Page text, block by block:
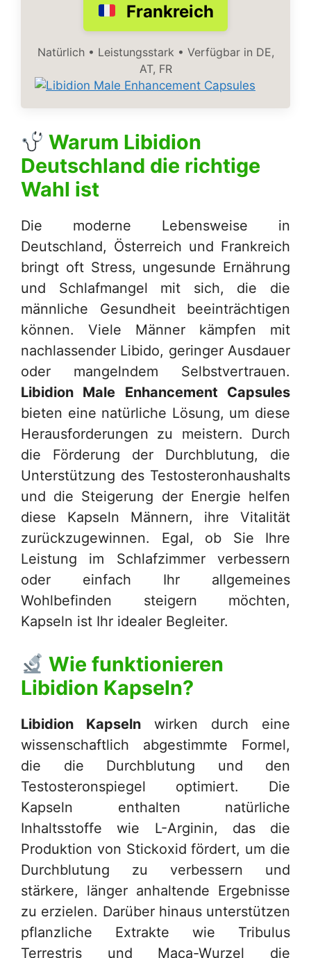
Frankreich
Natürlich • Leistungsstark • Verfügbar in DE,
AT, FR
Warum Libidion
Deutschland die richtige
Wahl ist
Die moderne Lebensweise in
Deutschland, Österreich und Frankreich
bringt oft Stress, ungesunde Ernährung
und Schlafmangel mit sich, die die
männliche Gesundheit beeinträchtigen
können. Viele Männer kämpfen mit
nachlassender Libido, geringer Ausdauer
oder mangelndem Selbstvertrauen.
Libidion Male Enhancement Capsules
bieten eine natürliche Lösung, um diese
Herausforderungen zu meistern. Durch
die Förderung der Durchblutung, die
Unterstützung des Testosteronhaushalts
und die Steigerung der Energie helfen
diese Kapseln Männern, ihre Vitalität
zurückzugewinnen. Egal, ob Sie Ihre
Leistung im Schlafzimmer verbessern
oder einfach Ihr allgemeines
Wohlbefinden steigern möchten,
Kapseln ist Ihr idealer Begleiter.
Wie funktionieren
Libidion Kapseln?
Libidion Kapseln wirken durch eine
wissenschaftlich abgestimmte Formel,
die die Durchblutung und den
Testosteronspiegel optimiert. Die
Kapseln enthalten natürliche
Inhaltsstoffe wie L-Arginin, das die
Produktion von Stickoxid fördert, um die
Durchblutung zu verbessern und
stärkere, länger anhaltende Ergebnisse
zu erzielen. Darüber hinaus unterstützen
pflanzliche Extrakte wie Tribulus
Terrestris und Maca-Wurzel die